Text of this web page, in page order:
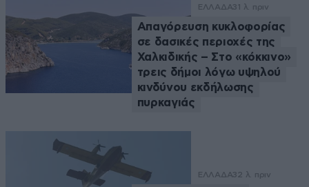
ΕΛΛΑΔΑ31 λ. πριν
Απαγόρευση κυκλοφορίας
σε δασικές περιοχές της
Χαλκιδικής – Στο «κόκκινο»
τρεις δήμοι λόγω υψηλού
κινδύνου εκδήλωσης
πυρκαγιάς
ΕΛΛΑΔΑ32 λ. πριν